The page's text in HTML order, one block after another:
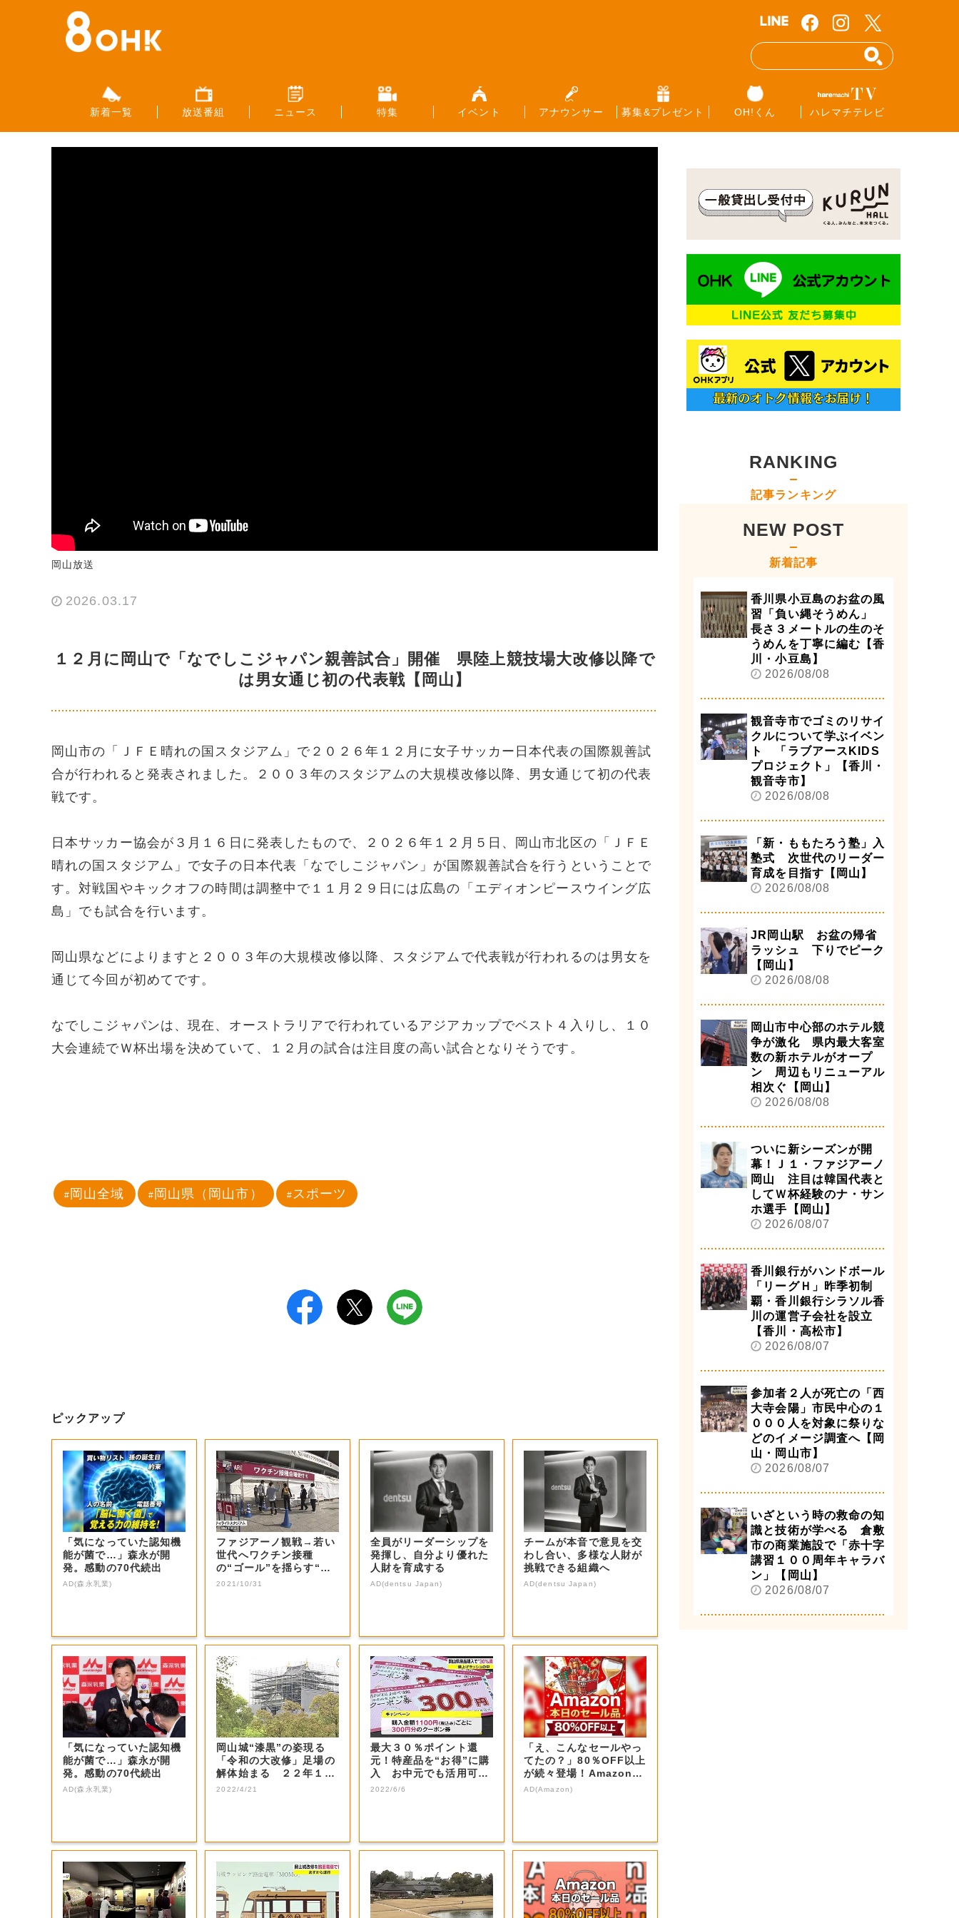
新着一覧 放送番組 ニュース 特集 イベント アナウンサー 募集&プレゼント OH!くん ハレマチテレビ
岡山放送
2026.03.17
１２月に岡山で「なでしこジャパン親善試合」開催 県陸上競技場大改修以降で
は男女通じ初の代表戦【岡山】
岡山市の「ＪＦＥ晴れの国スタジアム」で２０２６年１２月に女子サッカー日本代表の国際親善試
合が行われると発表されました。２００３年のスタジアムの大規模改修以降、男女通じて初の代表
戦です。
日本サッカー協会が３月１６日に発表したもので、２０２６年１２月５日、岡山市北区の「ＪＦＥ
晴れの国スタジアム」で女子の日本代表「なでしこジャパン」が国際親善試合を行うということで
す。対戦国やキックオフの時間は調整中で１１月２９日には広島の「エディオンピースウイング広
島」でも試合を行います。
岡山県などによりますと２００３年の大規模改修以降、スタジアムで代表戦が行われるのは男女を
通じて今回が初めてです。
なでしこジャパンは、現在、オーストラリアで行われているアジアカップでベスト４入りし、１０
大会連続でＷ杯出場を決めていて、１２月の試合は注目度の高い試合となりそうです。
岡山全域 岡山県（岡山市） スポーツ
ピックアップ
「気になっていた認知機
能が菌で…」森永が開
発。感動の70代続出
AD(森永乳業)
ファジアーノ観戦→若い
世代へワクチン接種
の“ゴール”を揺らす“チ
ャンスボール”に...
2021/10/31
全員がリーダーシップを
発揮し、自分より優れた
人財を育成する
AD(dentsu Japan)
チームが本音で意見を交
わし合い、多様な人財が
挑戦できる組織へ
AD(dentsu Japan)
「気になっていた認知機
能が菌で…」森永が開
発。感動の70代続出
AD(森永乳業)
岡山城“漆黒”の姿現る
「令和の大改修」足場の
解体始まる ２２年１１
月リニューア...
2022/4/21
最大３０％ポイント還
元！特産品を“お得”に購
入 お中元でも活用可能
【岡山】
2022/6/6
「え、こんなセールやっ
てたの？」80％OFF以上
が続々登場！Amazonの
本気が...
AD(Amazon)
RANKING
記事ランキング
NEW POST
新着記事
香川県小豆島のお盆の風
習「負い縄そうめん」
長さ３メートルの生のそ
うめんを丁寧に編む【香
川・小豆島】
2026/08/08
観音寺市でゴミのリサイ
クルについて学ぶイベン
ト 「ラブアースKIDS
プロジェクト」【香川・
観音寺市】
2026/08/08
「新・ももたろう塾」入
塾式 次世代のリーダー
育成を目指す【岡山】
2026/08/08
JR岡山駅 お盆の帰省
ラッシュ 下りでピーク
【岡山】
2026/08/08
岡山市中心部のホテル競
争が激化 県内最大客室
数の新ホテルがオープ
ン 周辺もリニューアル
相次ぐ【岡山】
2026/08/08
ついに新シーズンが開
幕！Ｊ１・ファジアーノ
岡山 注目は韓国代表と
してＷ杯経験のナ・サン
ホ選手【岡山】
2026/08/07
香川銀行がハンドボール
「リーグＨ」昨季初制
覇・香川銀行シラソル香
川の運営子会社を設立
【香川・高松市】
2026/08/07
参加者２人が死亡の「西
大寺会陽」市民中心の１
０００人を対象に祭りな
どのイメージ調査へ【岡
山・岡山市】
2026/08/07
いざという時の救命の知
識と技術が学べる 倉敷
市の商業施設で「赤十字
講習１００周年キャラバ
ン」【岡山】
2026/08/07